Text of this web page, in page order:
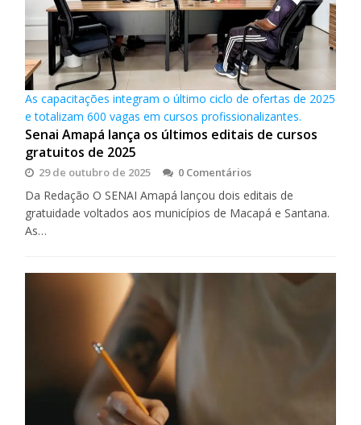
As capacitações integram o último ciclo de ofertas de 2025
e totalizam 600 vagas em cursos profissionalizantes.
Senai Amapá lança os últimos editais de cursos
gratuitos de 2025
29 de outubro de 2025 0 Comentários
Da Redação O SENAI Amapá lançou dois editais de
gratuidade voltados aos municípios de Macapá e Santana.
As…